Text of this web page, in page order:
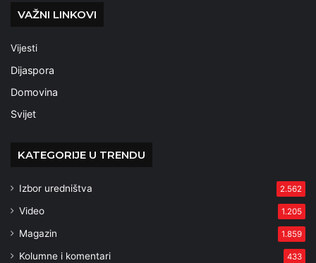
VAŽNI LINKOVI
Vijesti
Dijaspora
Domovina
Svijet
KATEGORIJE U TRENDU
Izbor uredništva 2.562
Video 1.205
Magazin 1.859
Kolumne i komentari 433